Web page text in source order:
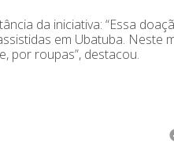
da iniciativa: “Essa
em Ubatuba. Neste
por roupas”, destacou.